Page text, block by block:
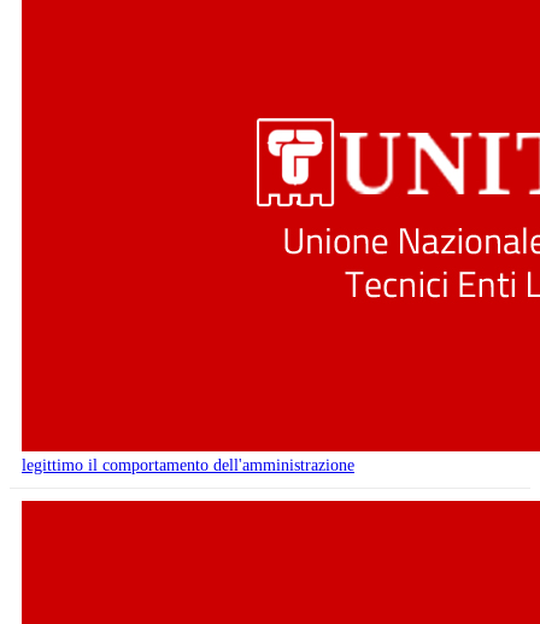
legittimo il comportamento dell'amministrazione